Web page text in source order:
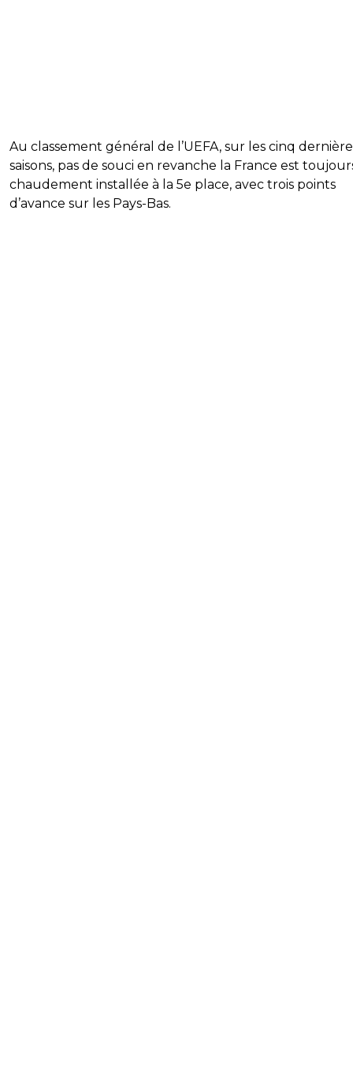
Au classement général de l’UEFA, sur les cinq
saisons, pas de souci en revanche la France est
chaudement installée à la 5e place, avec trois points
d’avance sur les Pays-Bas.